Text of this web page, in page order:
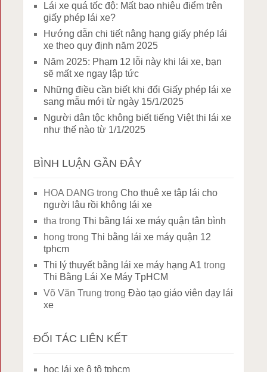
Lái xe quá tốc độ: Mất bao nhiêu điểm trên
giấy phép lái xe?
Hướng dẫn chi tiết nâng hạng giấy phép lái
xe theo quy định năm 2025
Năm 2025: Phạm 12 lỗi này khi lái xe, bạn
sẽ mất xe ngay lập tức
Những điều cần biết khi đổi Giấy phép lái xe
sang mẫu mới từ ngày 15/1/2025
Người dân tộc không biết tiếng Việt thi lái xe
như thế nào từ 1/1/2025
BÌNH LUẬN GẦN ĐÂY
HOA DANG trongCho thuê xe tập lái cho
người lâu rồi không lái xe
tha trongThi bằng lái xe máy quận tân bình
hong trongThi bằng lái xe máy quận 12
tphcm
Thi lý thuyết bằng lái xe máy hạng A1 trong
Thi Bằng Lái Xe Máy TpHCM
Võ Văn Trung trongĐào tạo giáo viên dạy lái
xe
ĐỐI TÁC LIÊN KẾT
học lái xe ô tô tphcm